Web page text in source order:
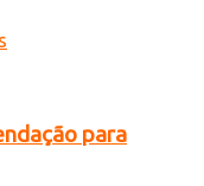
para